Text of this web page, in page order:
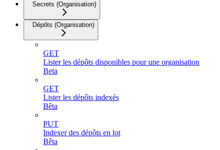
Secrets (Organisation)
Dépôts (Organisation)
GET
Lister les dépôts disponibles pour une organisation
Beta
GET
Lister les dépôts indexés
Bêta
PUT
Indexer des dépôts en lot
Bêta